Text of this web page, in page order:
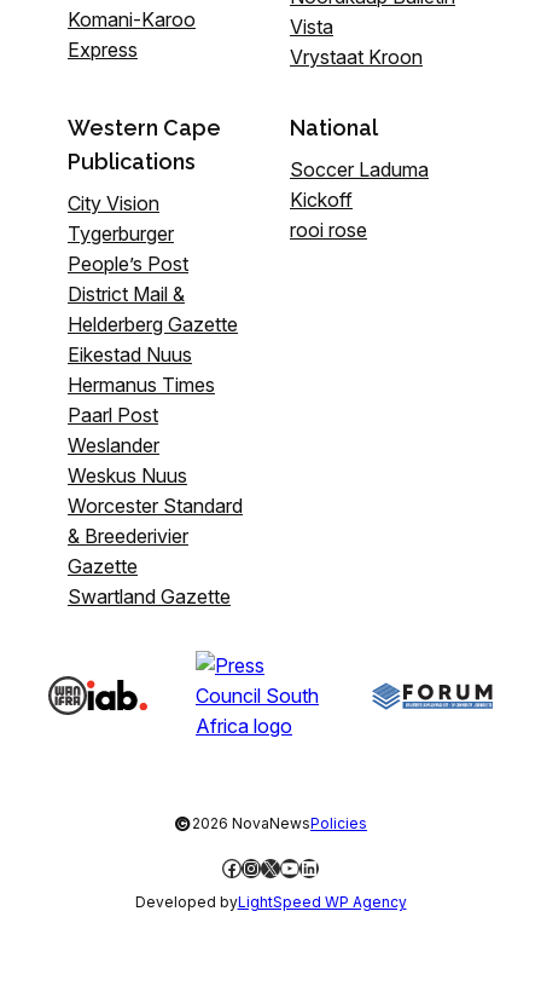
Komani-Karoo
Express
Vista
Vrystaat Kroon
Western Cape
Publications
City Vision
Tygerburger
People’s Post
District Mail &
Helderberg Gazette
Eikestad Nuus
Hermanus Times
Paarl Post
Weslander
Weskus Nuus
Worcester Standard
& Breederivier
Gazette
Swartland Gazette
National
Soccer Laduma
Kickoff
rooi rose
©2026 NovaNewsPolicies
Facebook
Instagram
X YouTube
LinkedIn
Developed byLightSpeed WP Agency